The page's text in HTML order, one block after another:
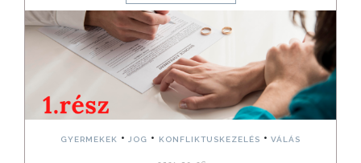
GYERMEKEK • JOG • KONFLIKTUSKEZELÉS •VÁLÁS